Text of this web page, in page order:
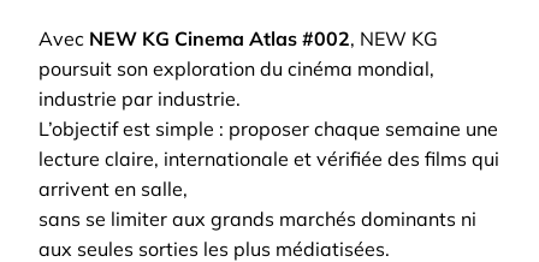
Avec NEW KG Cinema Atlas #002, NEW KG
poursuit son exploration du cinéma mondial,
industrie par industrie.
L’objectif est simple : proposer chaque semaine une
lecture claire, internationale et vérifiée des films qui
arrivent en salle,
sans se limiter aux grands marchés dominants ni
aux seules sorties les plus médiatisées.